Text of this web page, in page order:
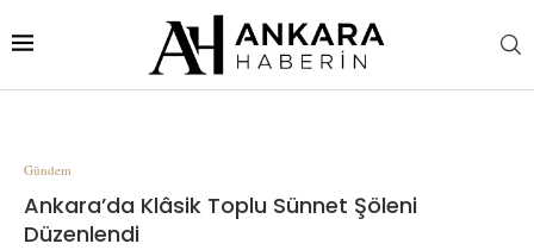
Gündem
Ankara’da Klâsik Toplu Sünnet Şöleni
Düzenlendi